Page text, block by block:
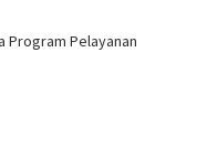
Program Pelayanan